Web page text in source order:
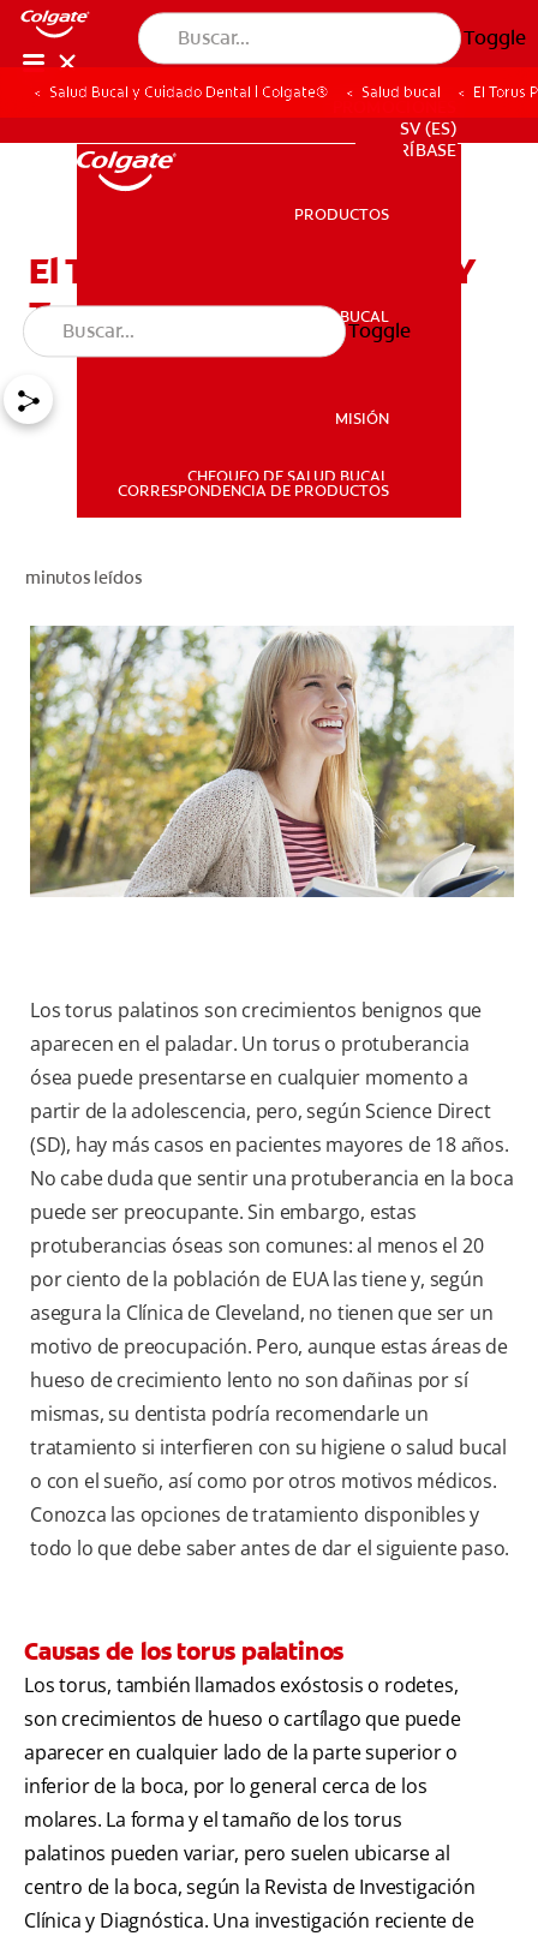
Toggle
SALUD BUCAL
PROMOCIONES
SV (ES)
SUSCRÍBASE
SV (ES)
SUSCRÍBASE
PRODUCTOS
SALUD BUCAL
MISIÓN
CHEQUEO DE SALUD BUCAL
CORRESPONDENCIA DE PRODUCTOS
Toggle
Salud Bucal y Cuidado Dental | Colgate® Salud bucal El Torus
El Torus Palatino: Causas Y
Tratamiento
minutos leídos
Los torus palatinos son crecimientos benignos que
aparecen en el paladar. Un torus o protuberancia
ósea puede presentarse en cualquier momento a
partir de la adolescencia, pero, según Science Direct
(SD), hay más casos en pacientes mayores de 18 años.
No cabe duda que sentir una protuberancia en la boca
puede ser preocupante. Sin embargo, estas
protuberancias óseas son comunes: al menos el 20
por ciento de la población de EUA las tiene y, según
asegura la Clínica de Cleveland, no tienen que ser un
motivo de preocupación. Pero, aunque estas áreas de
hueso de crecimiento lento no son dañinas por sí
mismas, su dentista podría recomendarle un
tratamiento si interfieren con su higiene o salud bucal
o con el sueño, así como por otros motivos médicos.
Conozca las opciones de tratamiento disponibles y
todo lo que debe saber antes de dar el siguiente paso.
Causas de los torus palatinos
Los torus, también llamados exóstosis o rodetes,
son crecimientos de hueso o cartílago que puede
aparecer en cualquier lado de la parte superior o
inferior de la boca, por lo general cerca de los
molares. La forma y el tamaño de los torus
palatinos pueden variar, pero suelen ubicarse al
centro de la boca, según la Revista de Investigación
Clínica y Diagnóstica. Una investigación reciente de